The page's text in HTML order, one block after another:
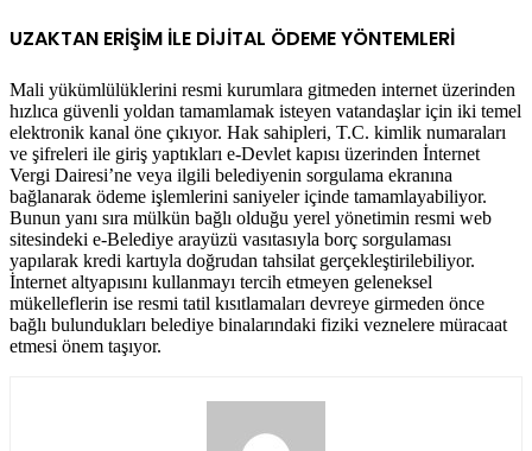
UZAKTAN ERİŞİM İLE DİJİTAL ÖDEME YÖNTEMLERİ
Mali yükümlülüklerini resmi kurumlara gitmeden internet üzerinden
hızlıca güvenli yoldan tamamlamak isteyen vatandaşlar için iki temel
elektronik kanal öne çıkıyor. Hak sahipleri, T.C. kimlik numaraları
ve şifreleri ile giriş yaptıkları e-Devlet kapısı üzerinden İnternet
Vergi Dairesi’ne veya ilgili belediyenin sorgulama ekranına
bağlanarak ödeme işlemlerini saniyeler içinde tamamlayabiliyor.
Bunun yanı sıra mülkün bağlı olduğu yerel yönetimin resmi web
sitesindeki e-Belediye arayüzü vasıtasıyla borç sorgulaması
yapılarak kredi kartıyla doğrudan tahsilat gerçekleştirilebiliyor.
İnternet altyapısını kullanmayı tercih etmeyen geleneksel
mükelleflerin ise resmi tatil kısıtlamaları devreye girmeden önce
bağlı bulundukları belediye binalarındaki fiziki veznelere müracaat
etmesi önem taşıyor.